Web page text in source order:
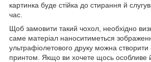
картинка буде стійка до стирання й
час.
Щоб замовити такий чохол, необхідно
саме матеріал наноситиметься
ультрафіолетового друку можна створити
принтом. Якщо ви хочете щось особливе